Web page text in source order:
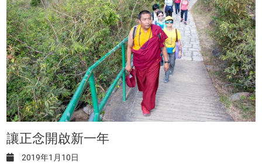
讓正念開啟新一年
2019年1月10日